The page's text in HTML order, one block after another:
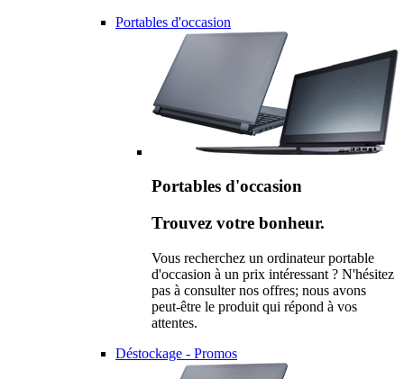
Portables d'occasion
Portables d'occasion
Trouvez votre bonheur.
Vous recherchez un ordinateur portable
d'occasion à un prix intéressant ? N'hésitez
pas à consulter nos offres; nous avons
peut-être le produit qui répond à vos
attentes.
Déstockage - Promos